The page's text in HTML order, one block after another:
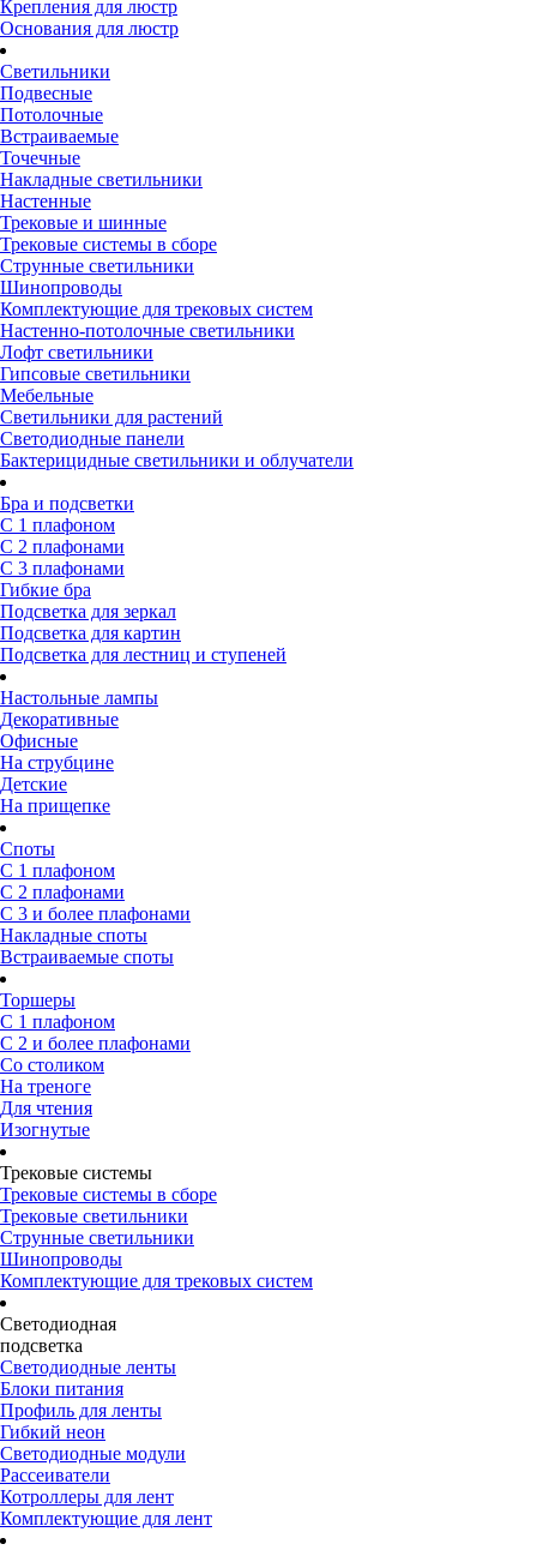
Крепления для люстр
Основания для люстр
Светильники
Подвесные
Потолочные
Встраиваемые
Точечные
Накладные светильники
Настенные
Трековые и шинные
Трековые системы в сборе
Струнные светильники
Шинопроводы
Комплектующие для трековых систем
Настенно-потолочные светильники
Лофт светильники
Гипсовые светильники
Мебельные
Светильники для растений
Светодиодные панели
Бактерицидные светильники и облучатели
Бра и подсветки
С 1 плафоном
С 2 плафонами
С 3 плафонами
Гибкие бра
Подсветка для зеркал
Подсветка для картин
Подсветка для лестниц и ступеней
Настольные лампы
Декоративные
Офисные
На струбцине
Детские
На прищепке
Споты
С 1 плафоном
С 2 плафонами
С 3 и более плафонами
Накладные споты
Встраиваемые споты
Торшеры
С 1 плафоном
С 2 и более плафонами
Со столиком
На треноге
Для чтения
Изогнутые
Трековые системы
Трековые системы в сборе
Трековые светильники
Струнные светильники
Шинопроводы
Комплектующие для трековых систем
Светодиодная
подсветка
Светодиодные ленты
Блоки питания
Профиль для ленты
Гибкий неон
Светодиодные модули
Рассеиватели
Котроллеры для лент
Комплектующие для лент